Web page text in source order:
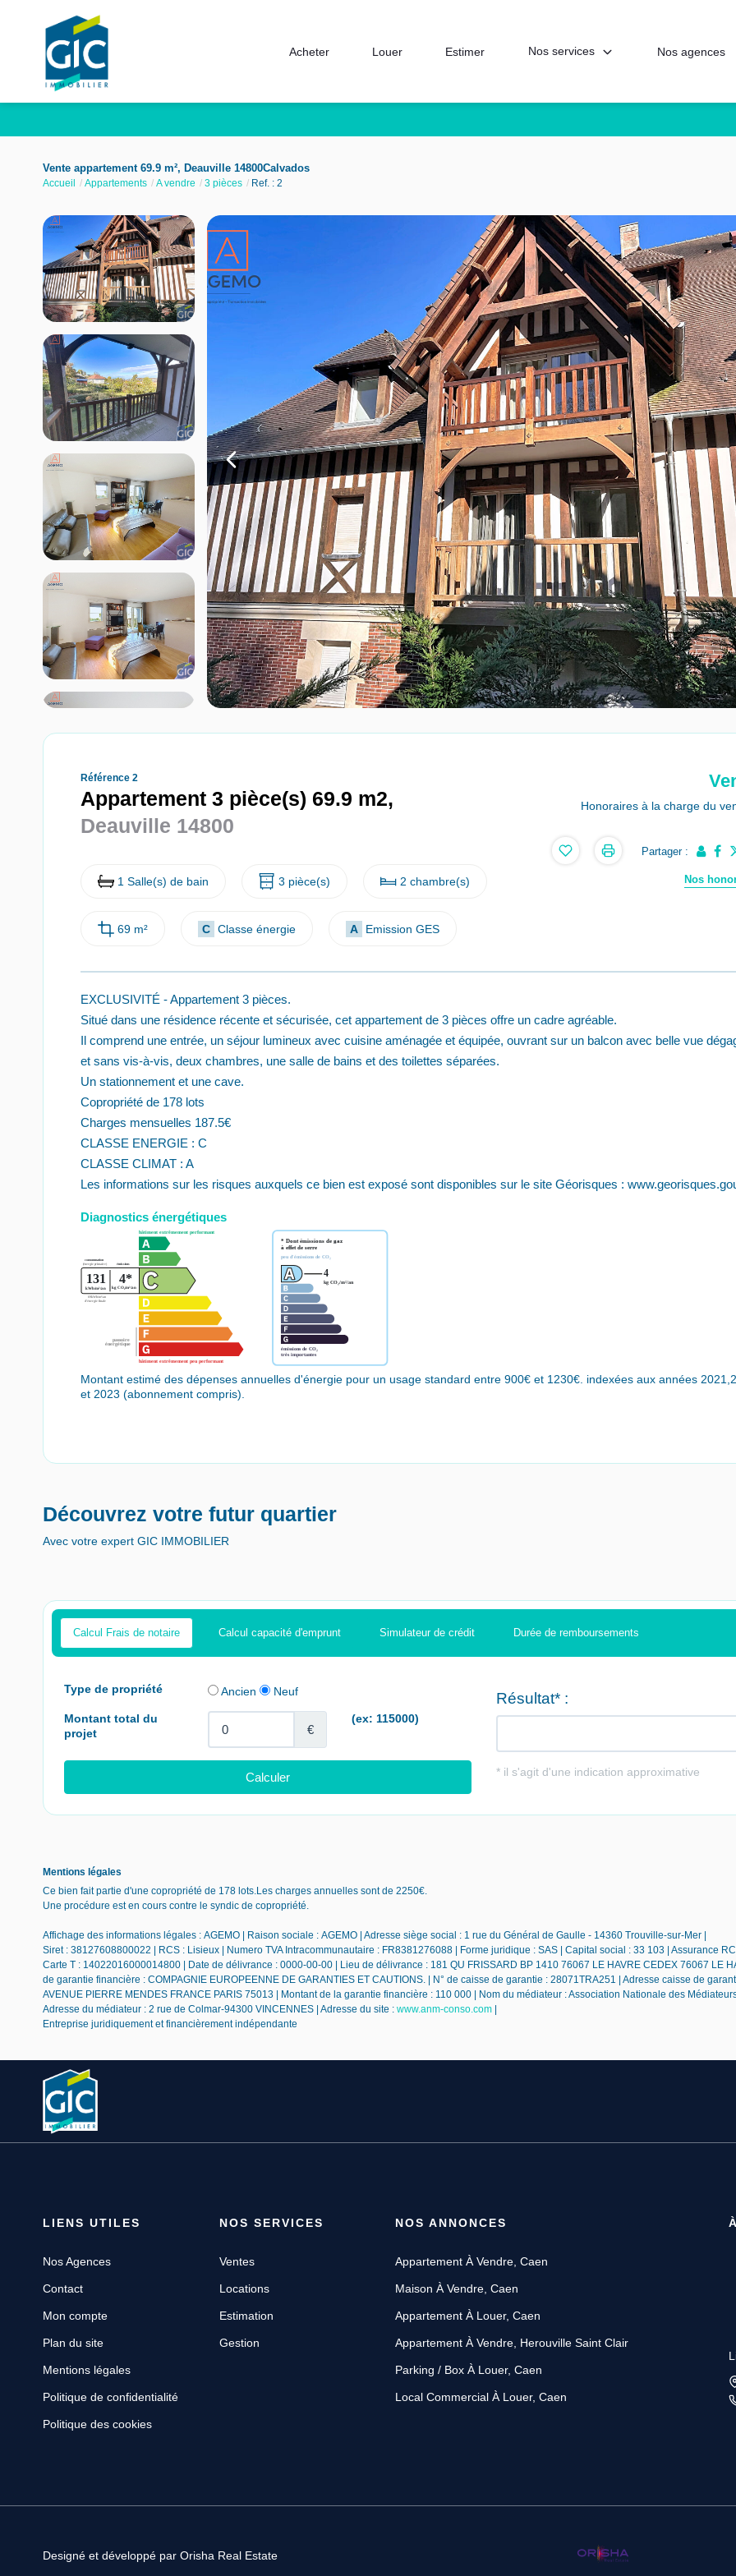
Acheter Louer Estimer Nos services Nos agences
Vente appartement 69.9 m², Deauville 14800Calvados
Accueil Appartements A vendre 3 pièces Ref. : 2
Référence 2
Appartement 3 pièce(s) 69.9 m2,
Deauville 14800
1 Salle(s) de bain 3 pièce(s) 2 chambre(s)
69 m² C Classe énergie A Emission GES
Honoraires à la charge du
Partager :
Nos
EXCLUSIVITÉ - Appartement 3 pièces.
Situé dans une résidence récente et sécurisée, cet appartement de 3 pièces offre un cadre agréable.
Il comprend une entrée, un séjour lumineux avec cuisine aménagée et équipée, ouvrant sur un balcon avec belle vue
et sans vis-à-vis, deux chambres, une salle de bains et des toilettes séparées.
Un stationnement et une cave.
Copropriété de 178 lots
Charges mensuelles 187.5€
CLASSE ENERGIE : C
CLASSE CLIMAT : A
Les informations sur les risques auxquels ce bien est exposé sont disponibles sur le site Géorisques :
Diagnostics énergétiques
Montant estimé des dépenses annuelles d'énergie pour un usage standard entre 900€ et 1230€. indexées aux années
et 2023 (abonnement compris).
Découvrez votre futur quartier
Avec votre expert GIC IMMOBILIER
Calcul Frais de notaire Calcul capacité d'emprunt Simulateur de crédit Durée de remboursements
Mentions légales
Ce bien fait partie d'une copropriété de 178 lots.Les charges annuelles sont de 2250€.
Une procédure est en cours contre le syndic de copropriété.
Affichage des informations légales : AGEMO | Raison sociale : AGEMO | Adresse siège social : 1 rue du Général de Gaulle - 14360 Trouville-sur-Mer |
Siret : 38127608800022 | RCS : Lisieux | Numero TVA Intracommunautaire : FR8381276088 | Forme juridique : SAS | Capital social : 33 103 | Assurance
Carte T : 14022016000014800 | Date de délivrance : 0000-00-00 | Lieu de délivrance : 181 QU FRISSARD BP 1410 76067 LE HAVRE CEDEX 76067 LE
de garantie financière : COMPAGNIE EUROPEENNE DE GARANTIES ET CAUTIONS. | N° de caisse de garantie : 28071TRA251 | Adresse caisse de
AVENUE PIERRE MENDES FRANCE PARIS 75013 | Montant de la garantie financière : 110 000 | Nom du médiateur : Association Nationale des
Adresse du médiateur : 2 rue de Colmar-94300 VINCENNES | Adresse du site : www.anm-conso.com |
Entreprise juridiquement et financièrement indépendante
LIENS UTILES
Nos Agences
Contact
Mon compte
Plan du site
Mentions légales
Politique de confidentialité
Politique des cookies
NOS SERVICES
Ventes
Locations
Estimation
Gestion
NOS ANNONCES
Appartement À Vendre, Caen
Maison À Vendre, Caen
Appartement À Louer, Caen
Appartement À Vendre, Herouville Saint Clair
Parking / Box À Louer, Caen
Local Commercial À Louer, Caen
Designé et développé par Orisha Real Estate